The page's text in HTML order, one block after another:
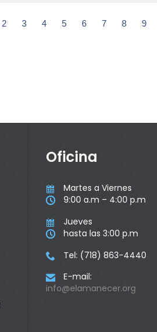
2 3 4 5 6 7 8 9
Oficina
 Martes a Viernes
 9:00 a.m – 4:00 p.m
 Jueves
 hasta las 3:00 p.m
 Tel: (718) 863-4440

E-mail:
info@elamanecer.org